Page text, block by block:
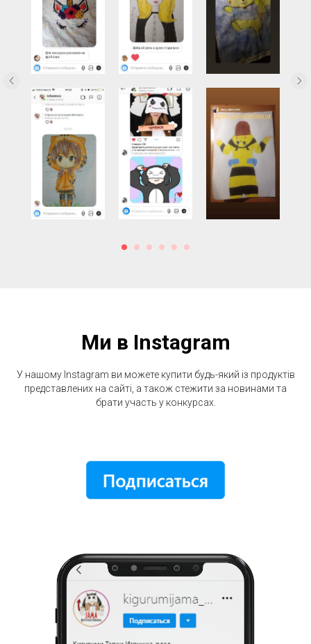
Ми в Instagram
У нашому Instagram ви можете купити будь-який із продуктів
представлених на сайті, а також стежити за новинами та
брати участь у конкурсах.